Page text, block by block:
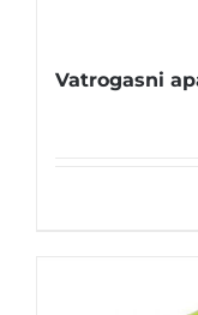
Vatrogasni